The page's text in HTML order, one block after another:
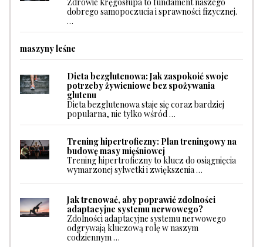
dobrego samopoczucia i sprawności fizycznej.
…
maszyny leśne
Dieta bezglutenowa: Jak zaspokoić swoje
potrzeby żywieniowe bez spożywania
glutenu
Dieta bezglutenowa staje się coraz bardziej
popularna, nie tylko wśród …
Trening hipertroficzny: Plan treningowy na
budowę masy mięśniowej
Trening hipertroficzny to klucz do osiągnięcia
wymarzonej sylwetki i zwiększenia …
Jak trenować, aby poprawić zdolności
adaptacyjne systemu nerwowego?
Zdolności adaptacyjne systemu nerwowego
odgrywają kluczową rolę w naszym
codziennym …